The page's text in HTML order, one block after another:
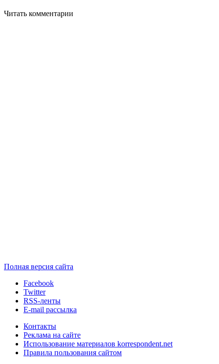
Читать комментарии
Полная версия сайта
Facebook
Twitter
RSS-ленты
E-mail рассылка
Контакты
Реклама на сайте
Использование материалов korrespondent.net
Правила пользования сайтом